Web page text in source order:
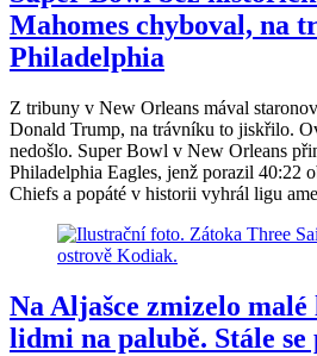
Mahomes chyboval, na
Philadelphia
Z tribuny v New Orleans mával
Donald Trump, na trávníku to jiskřilo.
nedošlo. Super Bowl v New Orleans
Philadelphia Eagles, jenž porazil 40:22
Chiefs a popáté v historii vyhrál ligu
Na Aljašce zmizelo malé
lidmi na palubě. Stále se